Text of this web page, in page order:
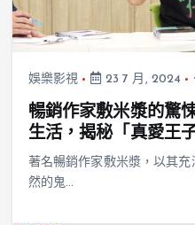
娛樂影視 23 7 月, 2024
暢銷作家敷米漿的驚
生活，揭秘「真愛王
著名暢銷作家敷米漿，以其
然的鬼…